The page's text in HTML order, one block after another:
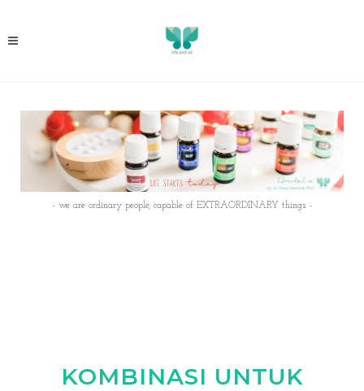
- we are ordinary people, capable of EXTRAORDINARY things -
KOMBINASI UNTUK